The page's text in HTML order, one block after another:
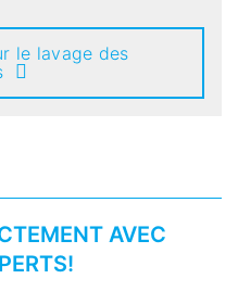
le lavage des
AVEC